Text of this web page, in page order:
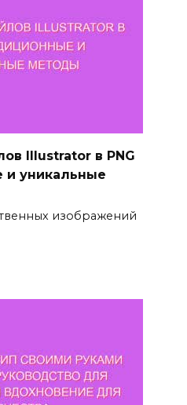
Illustrator в PNG
уникальные
изображений